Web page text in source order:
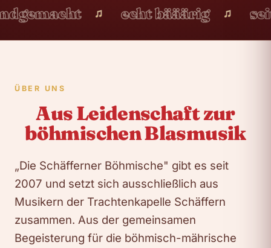
handgemacht ♫ echt bääärig ♫
ÜBER UNS
Aus Leidenschaft zur
böhmischen Blasmusik
„Die Schäfferner Böhmische" gibt es seit
2007 und setzt sich ausschließlich aus
Musikern der Trachtenkapelle Schäffern
zusammen. Aus der gemeinsamen
Begeisterung für die böhmisch-mährische